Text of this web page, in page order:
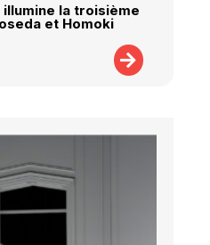
illumine la troisième
et Homoki